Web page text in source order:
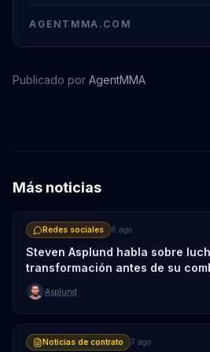
AGENTMMA.COM
Publicado por AgentMMA
Más noticias
Redes sociales 6 ago
Steven Asplund habla sobre
transformación antes de su
semana
Asplund
Noticias de contrato 7 ago